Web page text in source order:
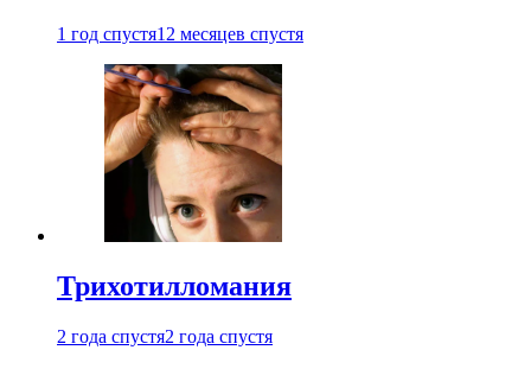
1 год спустя12 месяцев спустя
Трихотилломания
2 года спустя2 года спустя